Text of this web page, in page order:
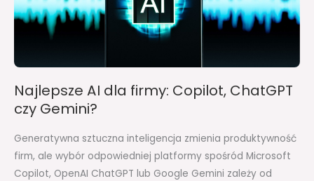
Najlepsze AI dla firmy: Copilot, ChatGPT
czy Gemini?
Generatywna sztuczna inteligencja zmienia produktywność
firm, ale wybór odpowiedniej platformy spośród Microsoft
Copilot, OpenAI ChatGPT lub Google Gemini zależy od
ChatGPT